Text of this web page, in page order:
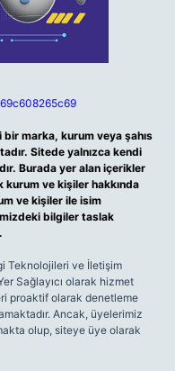
marka, kurum veya şahıs
Sitede yalnızca kendi
Burada yer alan içerikler
ve kişiler hakkında
ve kişiler ile isim
bilgiler taslak
Teknolojileri ve İletişim
Sağlayıcı olarak hizmet
proaktif olarak denetleme
Ancak, üyelerimiz
olup, siteye üye olarak